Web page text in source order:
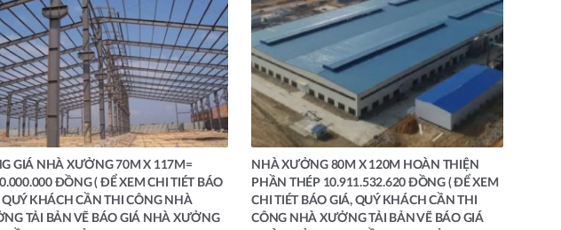
GIÁ NHÀ XƯỞNG 70M X 117M=
ĐỒNG ( ĐỂ XEM CHI TIÉT BÁO
QUÝ KHÁCH CẦN THI CÔNG NHÀ
TẢI BẢN VẼ BÁO GIÁ NHÀ XƯỞNG
NHÀ XƯỞNG 80M X 120M HOÀN THIỆN
PHẦN THÉP 10.911.532.620 ĐỒNG ( ĐỂ XEM
CHI TIÉT BÁO GIÁ, QUÝ KHÁCH CẦN THI
CÔNG NHÀ XƯỞNG TẢI BẢN VẼ BÁO GIÁ